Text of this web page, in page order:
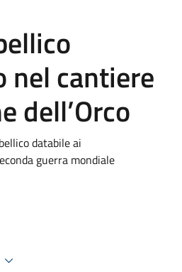
nel cantiere
dell’Orco
databile ai
guerra mondiale